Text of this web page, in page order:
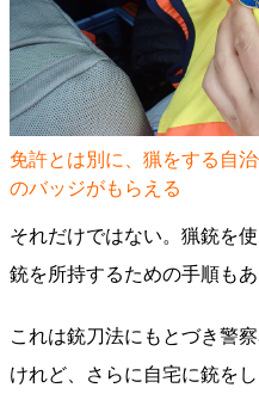
免許とは別に、猟をする自
のバッジがもらえる
それだけではない。猟銃を
銃を所持するための手順もあ
これは銃刀法にもとづき警
けれど、さらに自宅に銃を